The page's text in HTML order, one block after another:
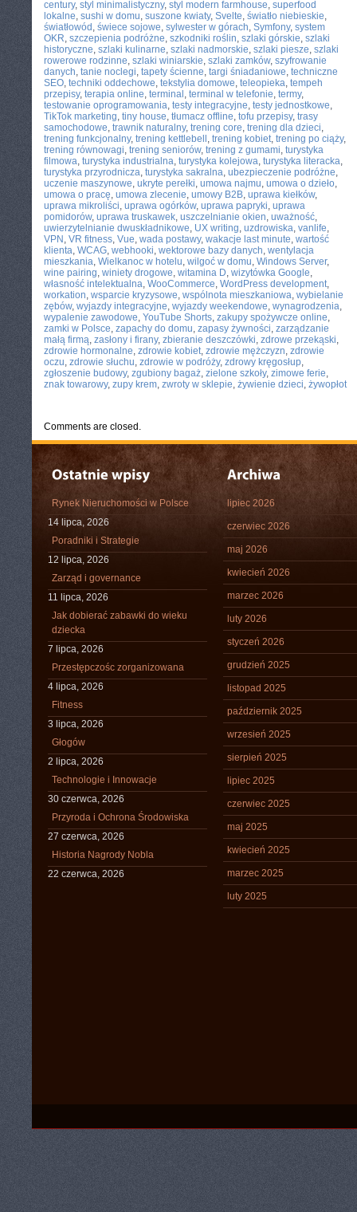
century, styl minimalistyczny, styl modern farmhouse, superfood
lokalne, sushi w domu, suszone kwiaty, Svelte, światło niebieskie,
światłowód , świece sojowe, sylwester w górach, Symfony, system
OKR, szczepienia podróżne, szkodniki roślin, szlaki górskie, szlaki
historyczne, szlaki kulinarne, szlaki nadmorskie, szlaki piesze, szlaki
rowerowe rodzinne, szlaki winiarskie, szlaki zamków, szyfrowanie
danych, tanie noclegi, tapety ścienne, targi śniadaniowe, techniczne
SEO, techniki oddechowe, tekstylia domowe, teleopieka, tempeh
przepisy, terapia online, terminal , terminal w telefonie, termy,
testowanie oprogramowania, testy integracyjne, testy jednostkowe,
TikTok marketing, tiny house, tłumacz offline, tofu przepisy, trasy
samochodowe, trawnik naturalny, trening core, trening dla dzieci,
trening funkcjonalny, trening kettlebell , trening kobiet, trening po ciąży,
trening równowagi, trening seniorów, trening z gumami, turystyka
filmowa, turystyka industrialna, turystyka kolejowa, turystyka literacka,
turystyka przyrodnicza, turystyka sakralna, ubezpieczenie podróżne,
uczenie maszynowe, ukryte perełki, umowa najmu, umowa o dzieło,
umowa o pracę, umowa zlecenie, umowy B2B, uprawa kiełków,
uprawa mikroliści, uprawa ogórków, uprawa papryki, uprawa
pomidorów, uprawa truskawek, uszczelnianie okien, uważność,
uwierzytelnianie dwuskładnikowe, UX writing, uzdrowiska, vanlife,
VPN , VR fitness, Vue, wada postawy, wakacje last minute, wartość
klienta, WCAG, webhooki, wektorowe bazy danych, wentylacja
mieszkania, Wielkanoc w hotelu, wilgoć w domu, Windows Server,
wine pairing, winiety drogowe, witamina D, wizytówka Google,
własność intelektualna, WooCommerce, WordPress development,
workation, wsparcie kryzysowe, wspólnota mieszkaniowa, wybielanie
zębów, wyjazdy integracyjne, wyjazdy weekendowe, wynagrodzenia,
wypalenie zawodowe, YouTube Shorts, zakupy spożywcze online,
zamki w Polsce, zapachy do domu, zapasy żywności, zarządzanie
małą firmą, zasłony i firany, zbieranie deszczówki, zdrowe przekąski,
zdrowie hormonalne, zdrowie kobiet, zdrowie mężczyzn, zdrowie
oczu, zdrowie słuchu, zdrowie w podróży, zdrowy kręgosłup,
zgłoszenie budowy, zgubiony bagaż, zielone szkoły, zimowe ferie,
znak towarowy, zupy krem, zwroty w sklepie, żywienie dzieci, żywopłot
Comments are closed.
Rynek Nieruchomości w Polsce
14 lipca, 2026
Poradniki i Strategie
12 lipca, 2026
Zarząd i governance
11 lipca, 2026
Jak dobierać zabawki do wieku
dziecka
7 lipca, 2026
Przestępczośc zorganizowana
4 lipca, 2026
Fitness
3 lipca, 2026
Głogów
2 lipca, 2026
Technologie i Innowacje
30 czerwca, 2026
Przyroda i Ochrona Środowiska
27 czerwca, 2026
Historia Nagrody Nobla
22 czerwca, 2026
lipiec 2026
czerwiec 2026
maj 2026
kwiecień 2026
marzec 2026
luty 2026
styczeń 2026
grudzień 2025
listopad 2025
październik 2025
wrzesień 2025
sierpień 2025
lipiec 2025
czerwiec 2025
maj 2025
kwiecień 2025
marzec 2025
luty 2025